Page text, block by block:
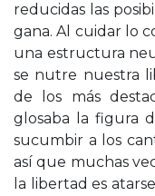
reducidas las
gana. Al cuidar lo
una estructura
se nutre nuestra
de los más
glosaba la figura
sucumbir a los
así que muchas
la libertad es